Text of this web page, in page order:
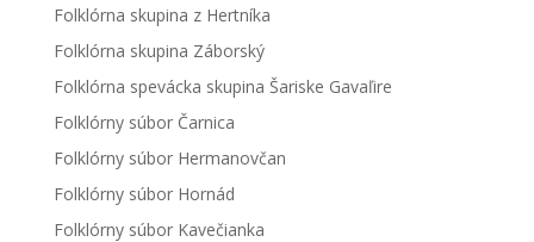
Folklórna skupina z Hertníka
Folklórna skupina Záborský
Folklórna spevácka skupina Šariske Gavaľire
Folklórny súbor Čarnica
Folklórny súbor Hermanovčan
Folklórny súbor Hornád
Folklórny súbor Kavečianka